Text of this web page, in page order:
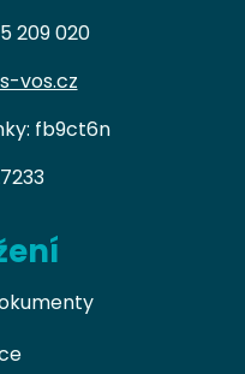
209 020
vos.cz
fb9ct6n